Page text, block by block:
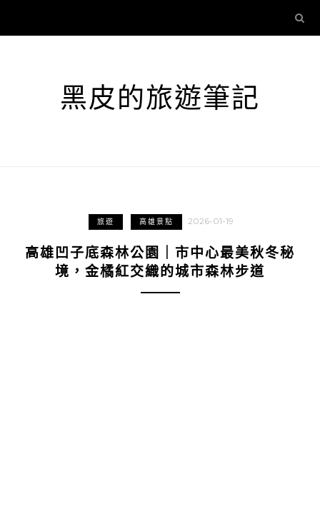
黑皮的旅遊筆記
旅遊 高雄景點 2026-01-19
高雄凹子底森林公園｜市中心最美秋冬秘
境，金橘紅交織的城市森林步道